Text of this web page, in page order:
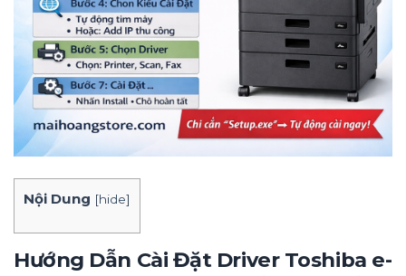
Nội Dung [hide]
Hướng Dẫn Cài Đặt Driver Toshiba e-